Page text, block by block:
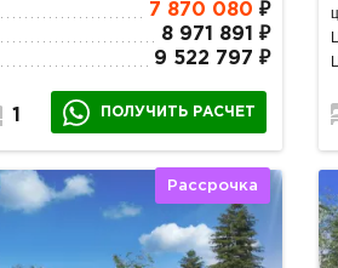
7 870 080 ₽
8 971 891 ₽
9 522 797 ₽
1 ПОЛУЧИТЬ РАСЧЕТ
Рассрочка